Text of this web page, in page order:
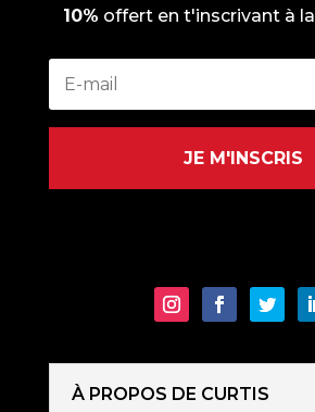
10% offert en t'inscrivant à
JE M'INSCRIS
À PROPOS DE CURTIS